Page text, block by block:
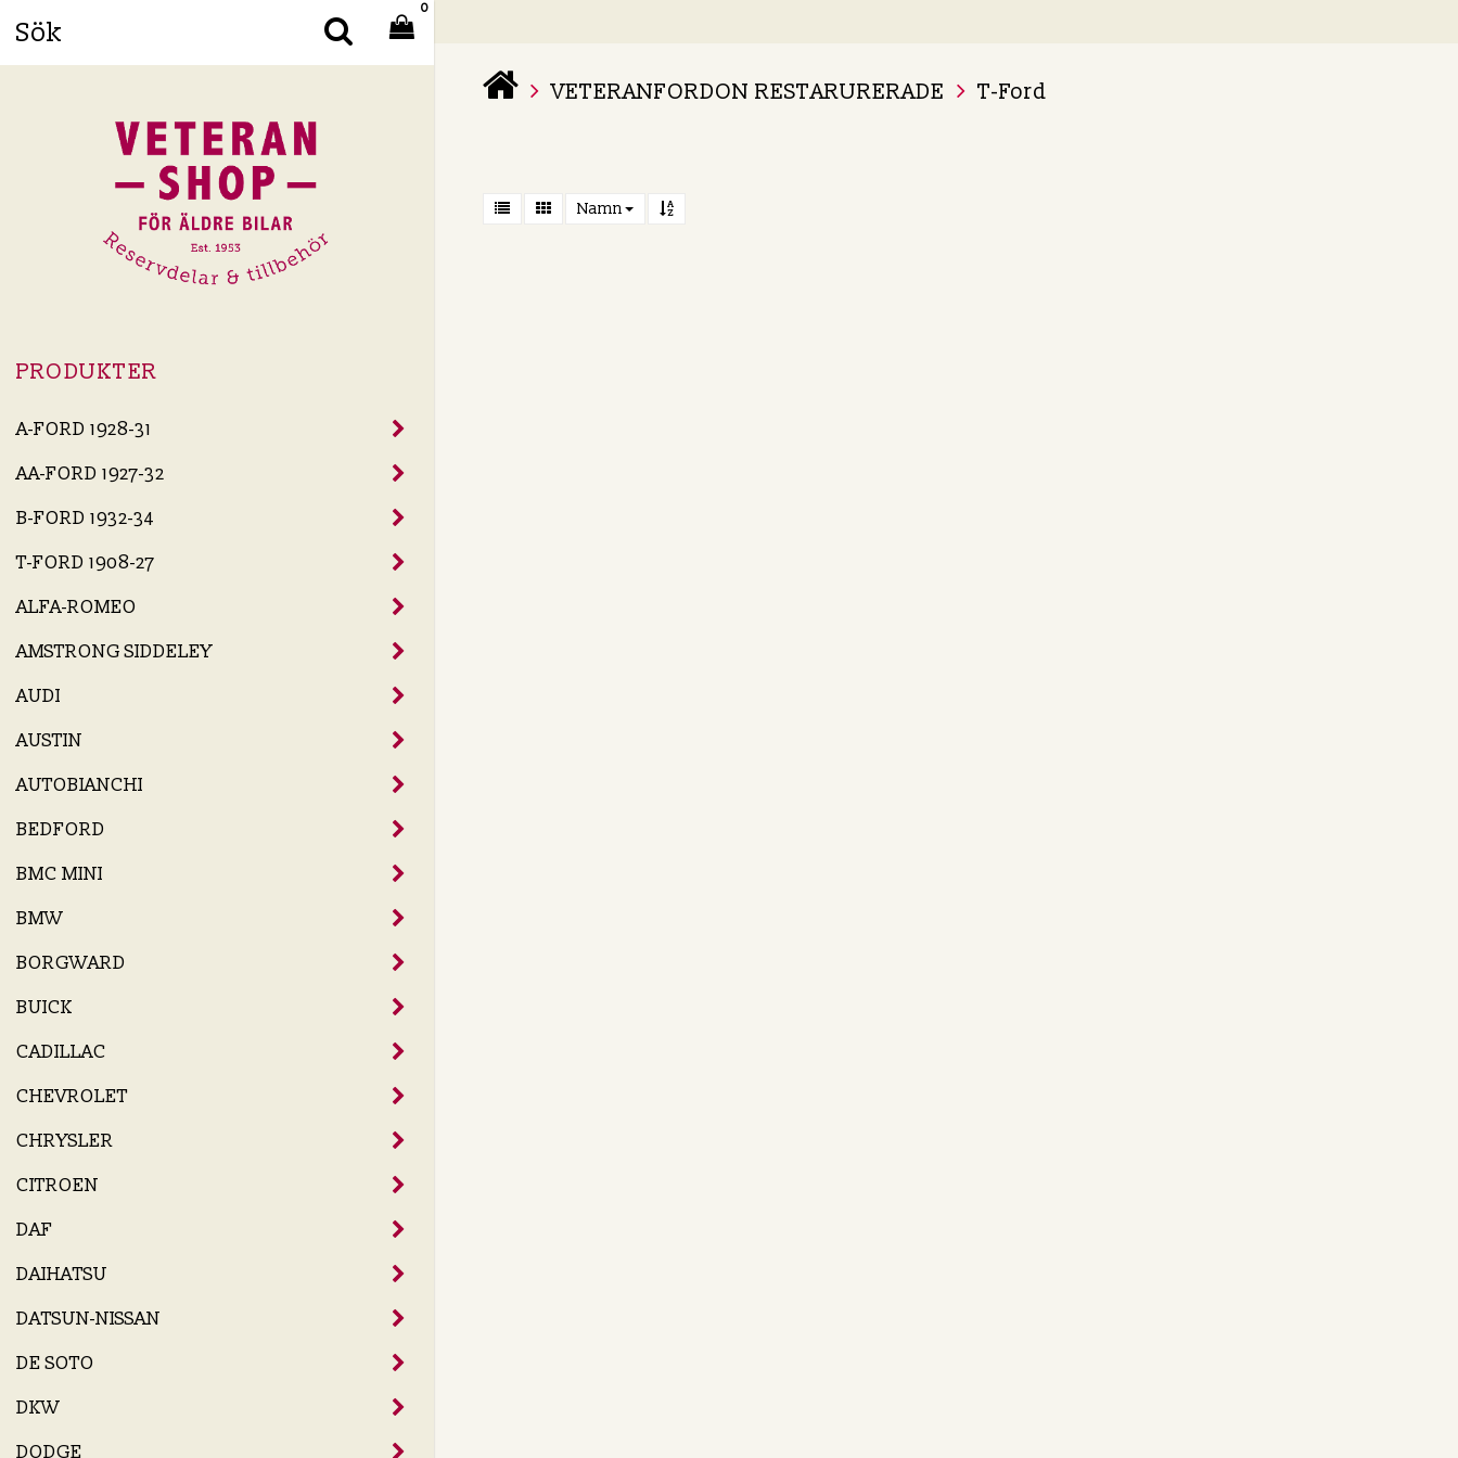
0
Din varukorg är tom
PRODUKTER
A-FORD 1928-31
AA-FORD 1927-32
B-FORD 1932-34
T-FORD 1908-27
ALFA-ROMEO
AMSTRONG SIDDELEY
AUDI
AUSTIN
AUTOBIANCHI
BEDFORD
BMC MINI
BMW
BORGWARD
BUICK
CADILLAC
CHEVROLET
CHRYSLER
CITROEN
DAF
DAIHATSU
DATSUN-NISSAN
DE SOTO
DKW
DODGE
VETERANFORDON RESTARURERADE T-Ford
Namn